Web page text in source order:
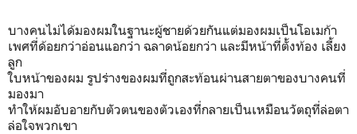
บางคนไม่ได้มองผมในฐานะผู้ชายด้วยกันแต่มองผมเป็นโอเมก้า
เพศที่ด้อยกว่าอ่อนแอกว่า ฉลาดน้อยกว่า และมีหน้าที่ตั้งท้อง เลี้ยง
ลูก
ใบหน้าของผม รูปร่างของผมที่ถูกสะท้อนผ่านสายตาของบางคนที่
มองมา
ทำให้ผมอับอายกับตัวตนของตัวเองที่กลายเป็นเหมือนวัตถุที่ล่อตา
ล่อใจพวกเขา